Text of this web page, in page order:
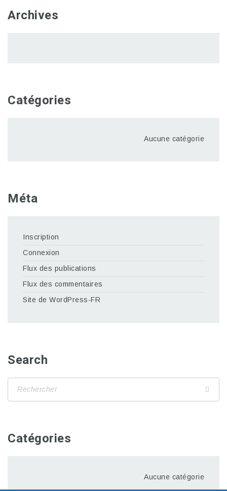
Archives
Catégories
Aucune catégorie
Méta
Inscription
Connexion
Flux des publications
Flux des commentaires
Site de WordPress-FR
Search
Catégories
Aucune catégorie